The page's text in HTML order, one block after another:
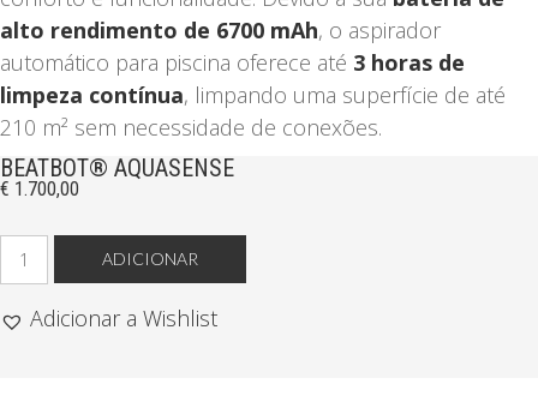
alto rendimento de 6700 mAh, o aspirador
automático para piscina oferece até 3 horas de
limpeza contínua, limpando uma superfície de até
210 m² sem necessidade de conexões.
BEATBOT® AQUASENSE
€ 1.700,00
Quantidade
de
BEATBOT®
ADICIONAR
Adicionar a Wishlist